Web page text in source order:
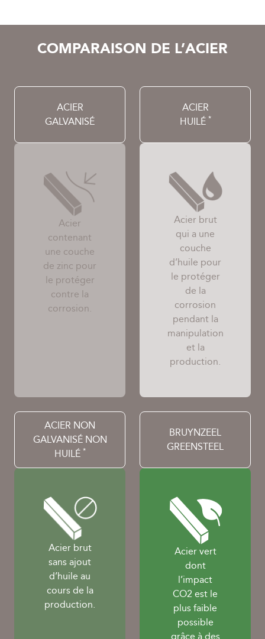
COMPARAISON DE L’ACIER
ACIER
GALVANISÉ
Acier
contenant
une couche
de zinc pour
le protéger
contre la
corrosion.
ACIER
HUILÉ *
Acier brut
qui a une
couche
d’huile pour
le protéger
de la
corrosion
pendant la
manipulation
et la
production.
ACIER NON
GALVANISÉ NON
HUILÉ *
Acier brut
sans ajout
d’huile au
cours de la
production.
BRUYNZEEL
GREENSTEEL
Acier vert
dont
l’impact
CO2 est le
plus faible
possible
grâce à des